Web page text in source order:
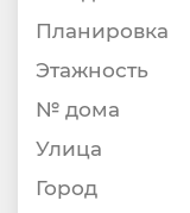
Планировка
Этажность
№ дома
Улица
Город